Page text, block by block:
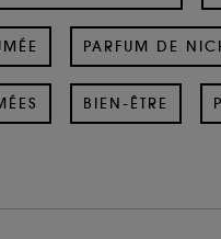
PARFUM DE
BIEN-ÊTRE